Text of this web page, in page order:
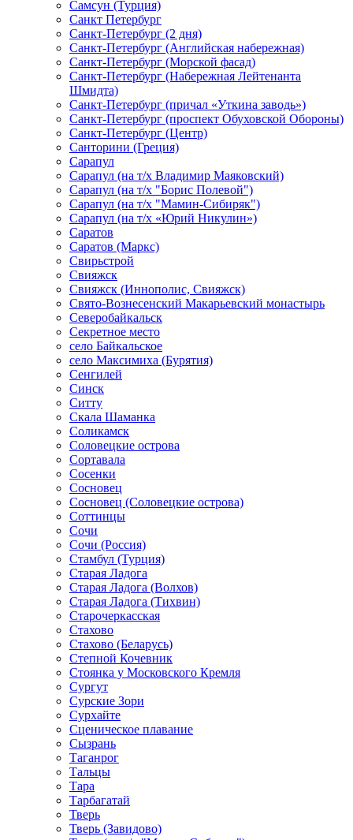
Самсун (Турция)
Санкт Петербург
Санкт-Петербург (2 дня)
Санкт-Петербург (Английская набережная)
Санкт-Петербург (Морской фасад)
Санкт-Петербург (Набережная Лейтенанта
Шмидта)
Санкт-Петербург (причал «Уткина заводь»)
Санкт-Петербург (проспект Обуховской Обороны)
Санкт-Петербург (Центр)
Санторини (Греция)
Сарапул
Сарапул (на т/х Владимир Маяковский)
Сарапул (на т/х "Борис Полевой")
Сарапул (на т/х "Мамин-Сибиряк")
Сарапул (на т/х «Юрий Никулин»)
Саратов
Саратов (Маркс)
Свирьстрой
Свияжск
Свияжск (Иннополис, Свияжск)
Свято-Вознесенский Макарьевский монастырь
Северобайкальск
Секретное место
село Байкальское
село Максимиха (Бурятия)
Сенгилей
Синск
Ситту
Скала Шаманка
Соликамск
Соловецкие острова
Сортавала
Сосенки
Сосновец
Сосновец (Соловецкие острова)
Соттинцы
Сочи
Сочи (Россия)
Стамбул (Турция)
Старая Ладога
Старая Ладога (Волхов)
Старая Ладога (Тихвин)
Старочеркасская
Стахово
Стахово (Беларусь)
Степной Кочевник
Стоянка у Московского Кремля
Сургут
Сурские Зори
Сурхайте
Сценическое плавание
Сызрань
Таганрог
Тальцы
Тара
Тарбагатай
Тверь
Тверь (Завидово)